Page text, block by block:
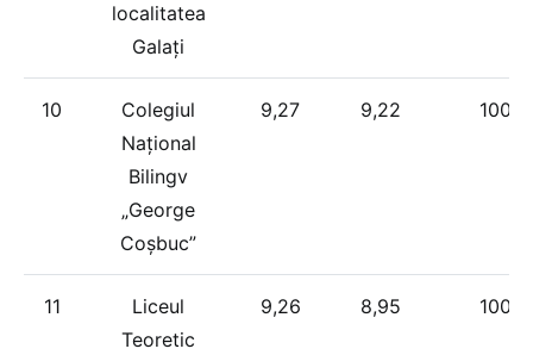
localitatea
Galați
10
Colegiul
Național
Bilingv
„George
Coșbuc”
9,27 9,22 100%
11
Liceul
Teoretic
9,26 8,95 100%